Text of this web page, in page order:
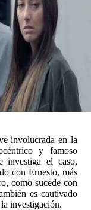
involucrada en la
y famoso
investiga el caso,
con Ernesto, más
como sucede con
es cautivado
investigación.